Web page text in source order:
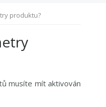
produktu?
musíte mít aktivován